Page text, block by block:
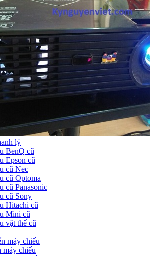
lý
BenQ cũ
Epson cũ
cũ Nec
cũ Optoma
cũ Panasonic
cũ Sony
Hitachi cũ
Mini cũ
vật thể cũ
máy chiếu
máy chiếu